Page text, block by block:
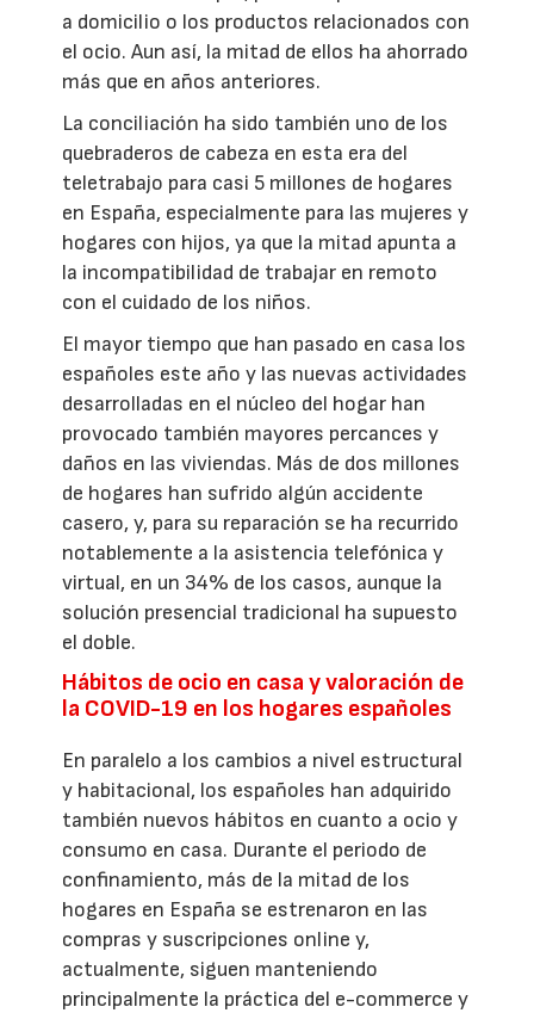
a domicilio o los productos relacionados con
el ocio. Aun así, la mitad de ellos ha ahorrado
más que en años anteriores.
La conciliación ha sido también uno de los
quebraderos de cabeza en esta era del
teletrabajo para casi 5 millones de hogares
en España, especialmente para las mujeres y
hogares con hijos, ya que la mitad apunta a
la incompatibilidad de trabajar en remoto
con el cuidado de los niños.
El mayor tiempo que han pasado en casa los
españoles este año y las nuevas actividades
desarrolladas en el núcleo del hogar han
provocado también mayores percances y
daños en las viviendas. Más de dos millones
de hogares han sufrido algún accidente
casero, y, para su reparación se ha recurrido
notablemente a la asistencia telefónica y
virtual, en un 34% de los casos, aunque la
solución presencial tradicional ha supuesto
el doble.
Hábitos de ocio en casa y valoración de
la COVID-19 en los hogares españoles
En paralelo a los cambios a nivel estructural
y habitacional, los españoles han adquirido
también nuevos hábitos en cuanto a ocio y
consumo en casa. Durante el periodo de
confinamiento, más de la mitad de los
hogares en España se estrenaron en las
compras y suscripciones online y,
actualmente, siguen manteniendo
principalmente la práctica del e-commerce y